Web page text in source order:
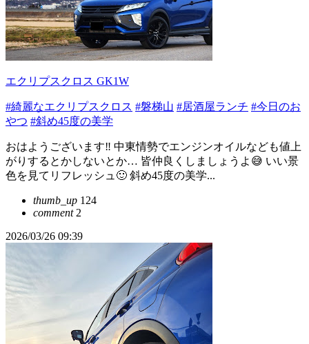
エクリプスクロス GK1W
#綺麗なエクリプスクロス #磐梯山 #居酒屋ランチ #今日のお
やつ #斜め45度の美学
おはようございます‼️ 中東情勢でエンジンオイルなども値上
がりするとかしないとか… 皆仲良くしましょうよ😅 いい景
色を見てリフレッシュ🙂 斜め45度の美学...
thumb_up 124
comment2
2026/03/26 09:39